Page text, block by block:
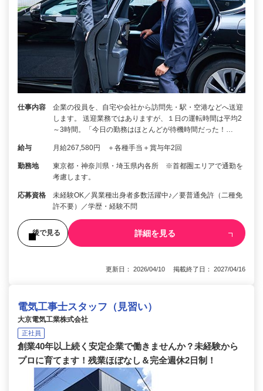
仕事内容
企業の役員を、自宅や会社から訪問先・駅・空港などへ送迎
します。 送迎業務ではありますが、１日の運転時間は平均2
～3時間。「今日の勤務はほとんどが待機時間だった！…
給与 月給267,580円 ＋各種手当＋賞与年2回
勤務地
東京都・神奈川県・埼玉県内各所 ※首都圏エリアで通勤を
考慮します。
応募資格
未経験OK／異業種出身者多数活躍中♪／要普通免許（二種免
許不要）／学歴・経験不問
後で見る 詳細を見る
更新日： 2026/04/10 掲載終了日： 2027/04/16
電気工事士スタッフ（見習い）
大京電気工業株式会社
正社員
創業40年以上続く安定企業で働きませんか？未経験から
プロに育てます！残業ほぼなし＆完全週休2日制！